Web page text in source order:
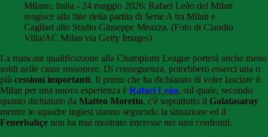
Milano, Italia - 24 maggio 2026: Rafael Leão del Milan
reagisce alla fine della partita di Serie A tra Milan e
Cagliari allo Stadio Giuseppe Meazza. (Foto di Claudio
Villa/AC Milan via Getty Images)
La mancata qualificazione alla Champions League porterà anche meno
soldi nelle casse rossonere. Di conseguenza, potrebbero esserci una o
più cessioni importanti. Il primo che ha dichiarato di voler lasciare il
Milan per una nuova esperienza è Rafael Leão, sul quale, secondo
quanto dichiarato da Matteo Moretto, c'è soprattutto il Galatasaray
mentre le squadre inglesi stanno seguendo la situazione ed il
Fenerbahçe non ha mai mostrato interesse nei suoi confronti.